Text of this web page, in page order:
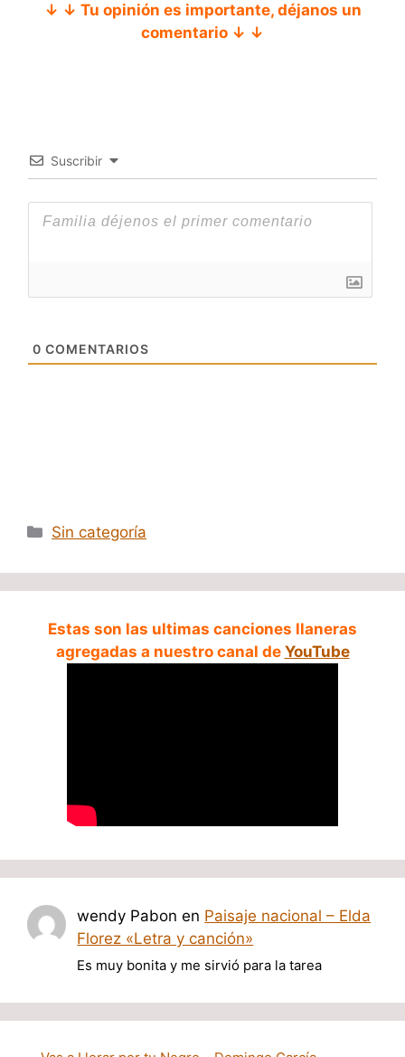
↓ ↓ Tu opinión es importante, déjanos un
comentario ↓ ↓
Suscribir
0 COMENTARIOS
Categorías
Sin categoría
Estas son las ultimas canciones llaneras
agregadas a nuestro canal de YouTube
wendy Pabon en Paisaje nacional – Elda
Florez «Letra y canción»
Es muy bonita y me sirvió para la tarea